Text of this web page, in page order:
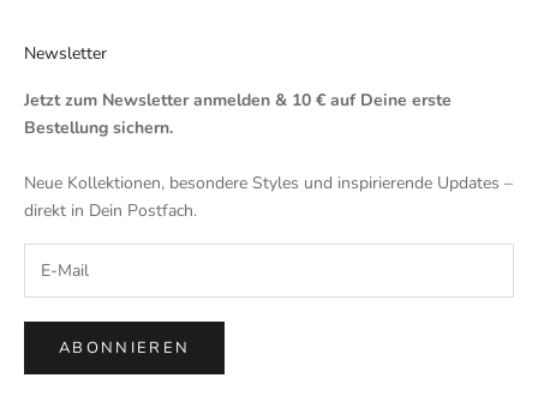
Newsletter
Jetzt zum Newsletter anmelden & 10 € auf Deine erste
Bestellung sichern.
Neue Kollektionen, besondere Styles und inspirierende Updates –
direkt in Dein Postfach.
ABONNIEREN